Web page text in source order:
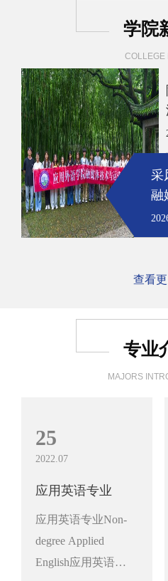
学院
COLLEGE
采
融
查看
专业
MAJORS
25
2022.07
应用英语专业
应用英语专业Non-
degree Applied
English应用英语专